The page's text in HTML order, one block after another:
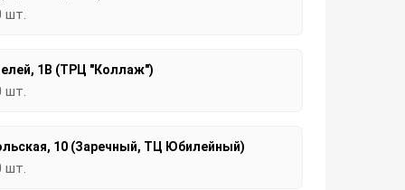
шт.
1В (ТРЦ "Коллаж")
шт.
10 (Заречный, ТЦ Юбилейный)
шт.